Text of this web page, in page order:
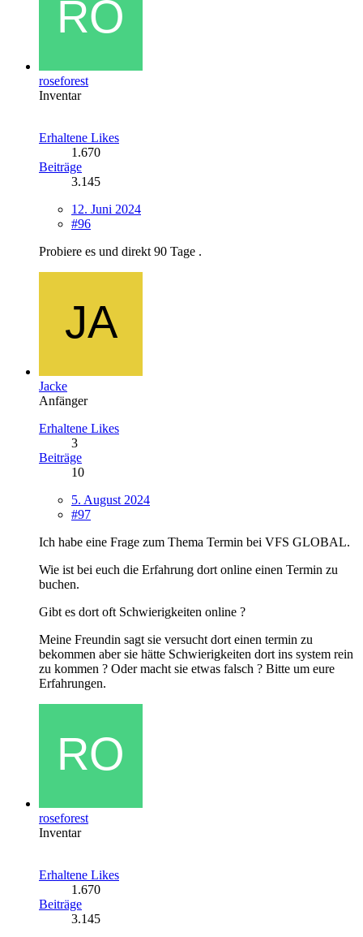
roseforest
Inventar
Erhaltene Likes
1.670
Beiträge
3.145
12. Juni 2024
#96
Probiere es und direkt 90 Tage .
Jacke
Anfänger
Erhaltene Likes
3
Beiträge
10
5. August 2024
#97
Ich habe eine Frage zum Thema Termin bei VFS GLOBAL.
Wie ist bei euch die Erfahrung dort online einen Termin zu
buchen.
Gibt es dort oft Schwierigkeiten online ?
Meine Freundin sagt sie versucht dort einen termin zu
bekommen aber sie hätte Schwierigkeiten dort ins system rein
zu kommen ? Oder macht sie etwas falsch ? Bitte um eure
Erfahrungen.
roseforest
Inventar
Erhaltene Likes
1.670
Beiträge
3.145